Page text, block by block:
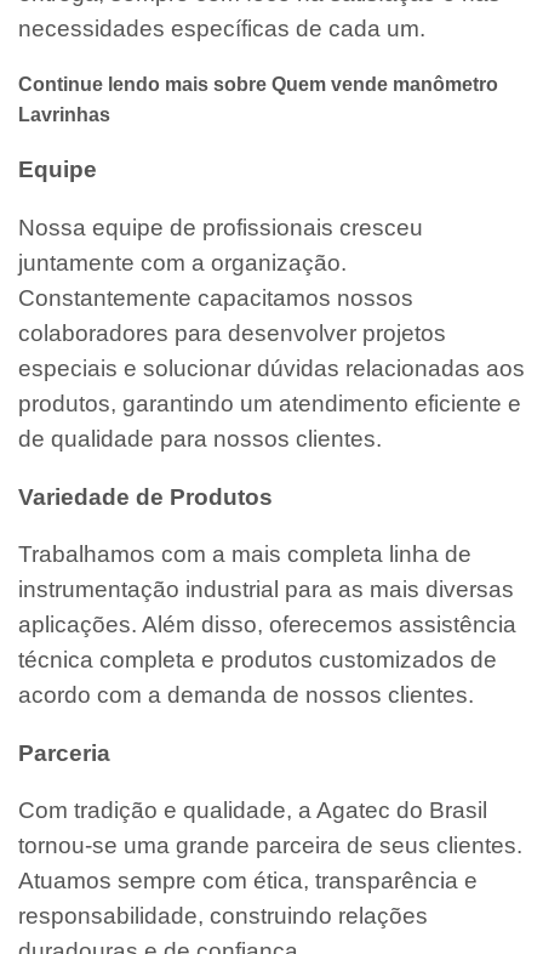
necessidades específicas de cada um.
Continue lendo mais sobre Quem vende manômetro
Lavrinhas
Equipe
Nossa equipe de profissionais cresceu
juntamente com a organização.
Constantemente capacitamos nossos
colaboradores para desenvolver projetos
especiais e solucionar dúvidas relacionadas aos
produtos, garantindo um atendimento eficiente e
de qualidade para nossos clientes.
Variedade de Produtos
Trabalhamos com a mais completa linha de
instrumentação industrial para as mais diversas
aplicações. Além disso, oferecemos assistência
técnica completa e produtos customizados de
acordo com a demanda de nossos clientes.
Parceria
Com tradição e qualidade, a Agatec do Brasil
tornou-se uma grande parceira de seus clientes.
Atuamos sempre com ética, transparência e
responsabilidade, construindo relações